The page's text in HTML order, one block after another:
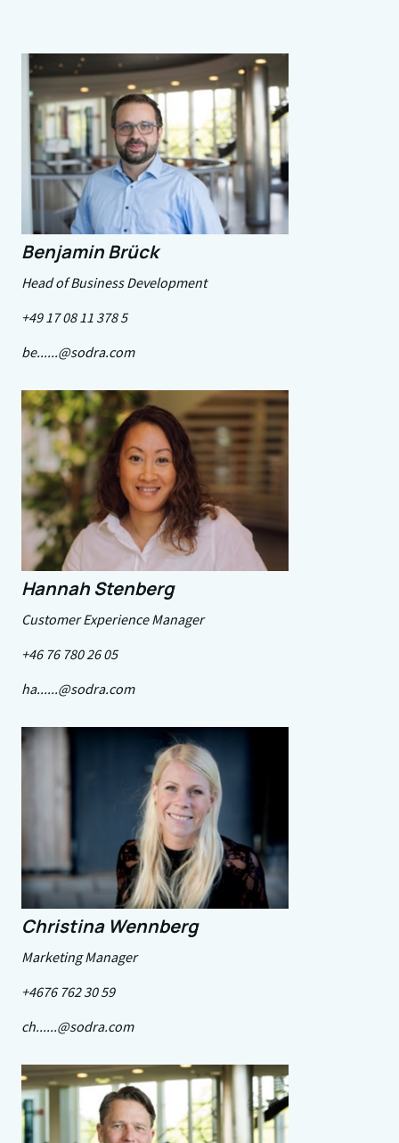
Benjamin Brück
Head of Business Development
+49 17 08 11 378 5
be......@sodra.com
Hannah Stenberg
Customer Experience Manager
+46 76 780 26 05
ha......@sodra.com
Christina Wennberg
Marketing Manager
+4676 762 30 59
ch......@sodra.com